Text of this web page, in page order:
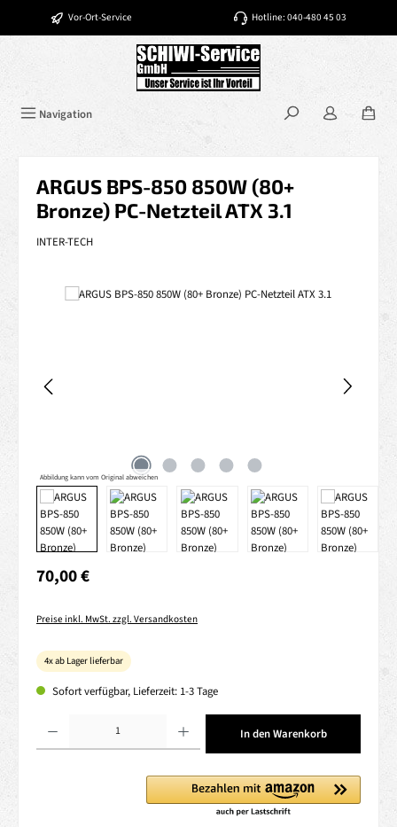
Zum Hauptinhalt springen
Vor-Ort-Service Hotline: 040-480 45 03
Navigation
ARGUS BPS-850 850W (80+
Bronze) PC-Netzteil ATX 3.1
INTER-TECH
Bildergalerie überspringen
Abbildung kann vom Original abweichen
Regulärer Preis:
70,00 €
Preise inkl. MwSt. zzgl. Versandkosten
4x ab Lager lieferbar
Sofort verfügbar, Lieferzeit: 1-3 Tage
In den Warenkorb